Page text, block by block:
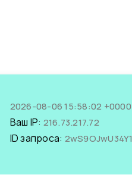
2026-08-06 15:58:02 +0000
Ваш IP: 216.73.217.72
ID запроса: 2wS9OJwU34Y1